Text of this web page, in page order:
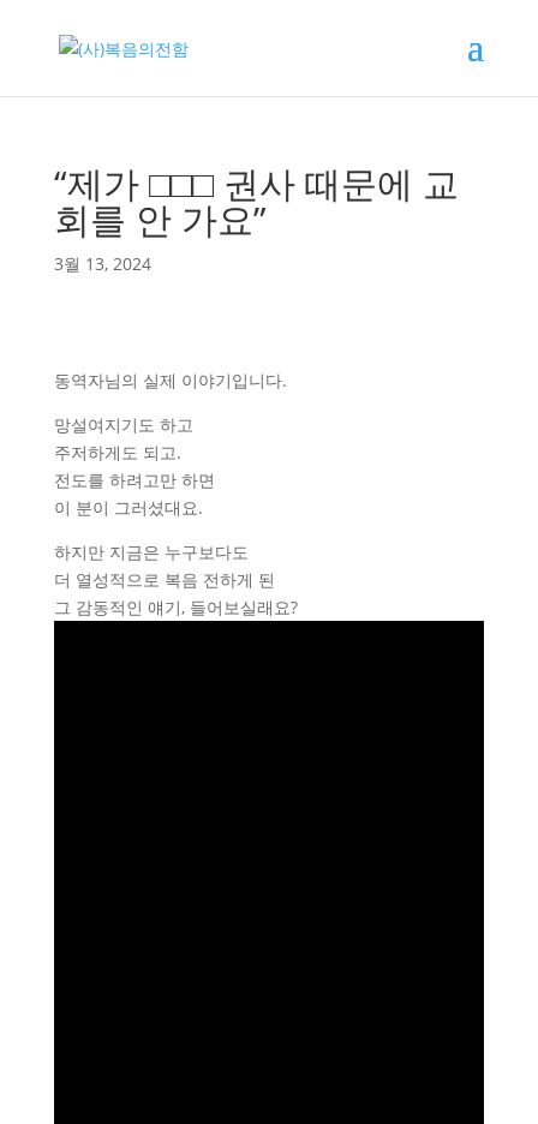
“제가 □□□ 권사 때문에 교
회를 안 가요”
3월 13, 2024
동역자님의 실제 이야기입니다.
망설여지기도 하고
주저하게도 되고.
전도를 하려고만 하면
이 분이 그러셨대요.
하지만 지금은 누구보다도
더 열성적으로 복음 전하게 된
그 감동적인 얘기, 들어보실래요?